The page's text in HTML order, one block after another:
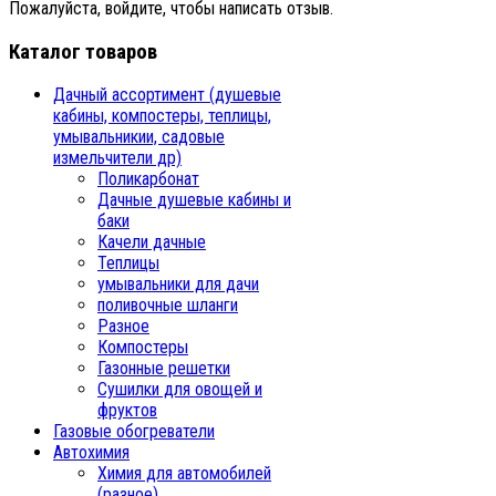
Пожалуйста, войдите, чтобы написать отзыв.
Каталог товаров
Дачный ассортимент (душевые
кабины, компостеры, теплицы,
умывальникии, садовые
измельчители др)
Поликарбонат
Дачные душевые кабины и
баки
Качели дачные
Теплицы
умывальники для дачи
поливочные шланги
Разное
Компостеры
Газонные решетки
Сушилки для овощей и
фруктов
Газовые обогреватели
Автохимия
Химия для автомобилей